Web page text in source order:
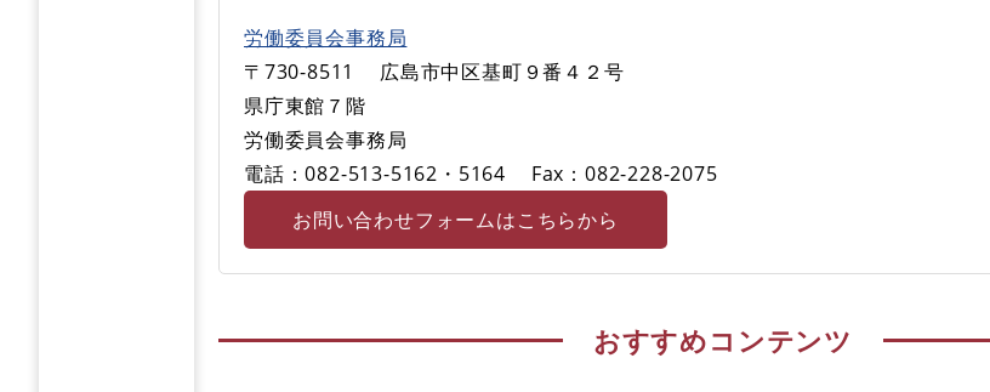
労働委員会事務局
〒730-8511
広島市中区基町９番４２号
県庁東館７階
労働委員会事務局
電話：082-513-5162・5164
Fax：082-228-2075
お問い合わせフォームはこちらから
おすすめコンテンツ